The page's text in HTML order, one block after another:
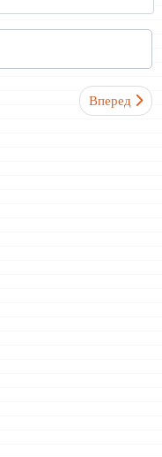
Следующий:
Вперед